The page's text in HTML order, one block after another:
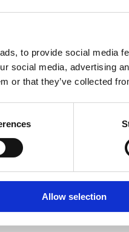
to provide social media
social media, advertising
or that they’ve collected
Allow selection